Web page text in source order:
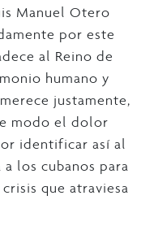
Manuel Otero
por este
al Reino de
humano y
justamente,
modo el dolor
identificar así al
los cubanos para
que atraviesa